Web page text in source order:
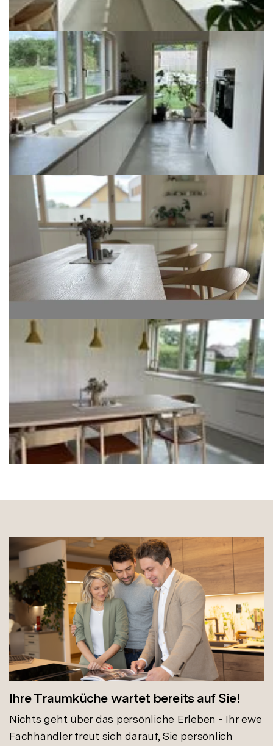
Ihre Traumküche wartet bereits auf Sie!
Nichts geht über das persönliche Erleben - Ihr ewe
Fachhändler freut sich darauf, Sie persönlich